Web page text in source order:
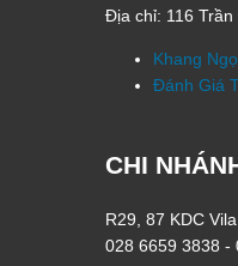
Địa chỉ: 116 Trần
Khang
Đánh Giá
CHI
R29, 87 KDC
028 6659 3838 -